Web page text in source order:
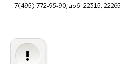
+7(495) 772-95-90, доб. 22315, 22265